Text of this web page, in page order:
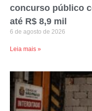
concurso público
até R$ 8,9 mil
6 de agosto de 2026
Leia mais »